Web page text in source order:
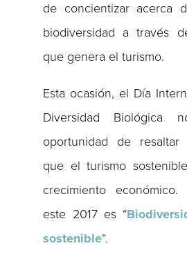
de concientizar acerca
biodiversidad a través
que genera el turismo.
Esta ocasión, el Día
Diversidad Biológica
oportunidad de resaltar
que el turismo
crecimiento
este 2017 es “
sostenible“.